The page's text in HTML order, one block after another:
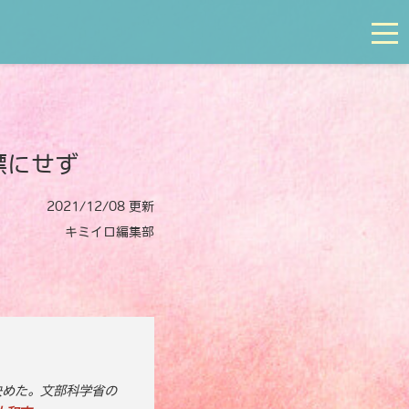
せず
2021/12/08 更新
キミイロ編集部
た。文部科学省の